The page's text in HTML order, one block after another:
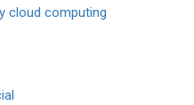
cloud computing